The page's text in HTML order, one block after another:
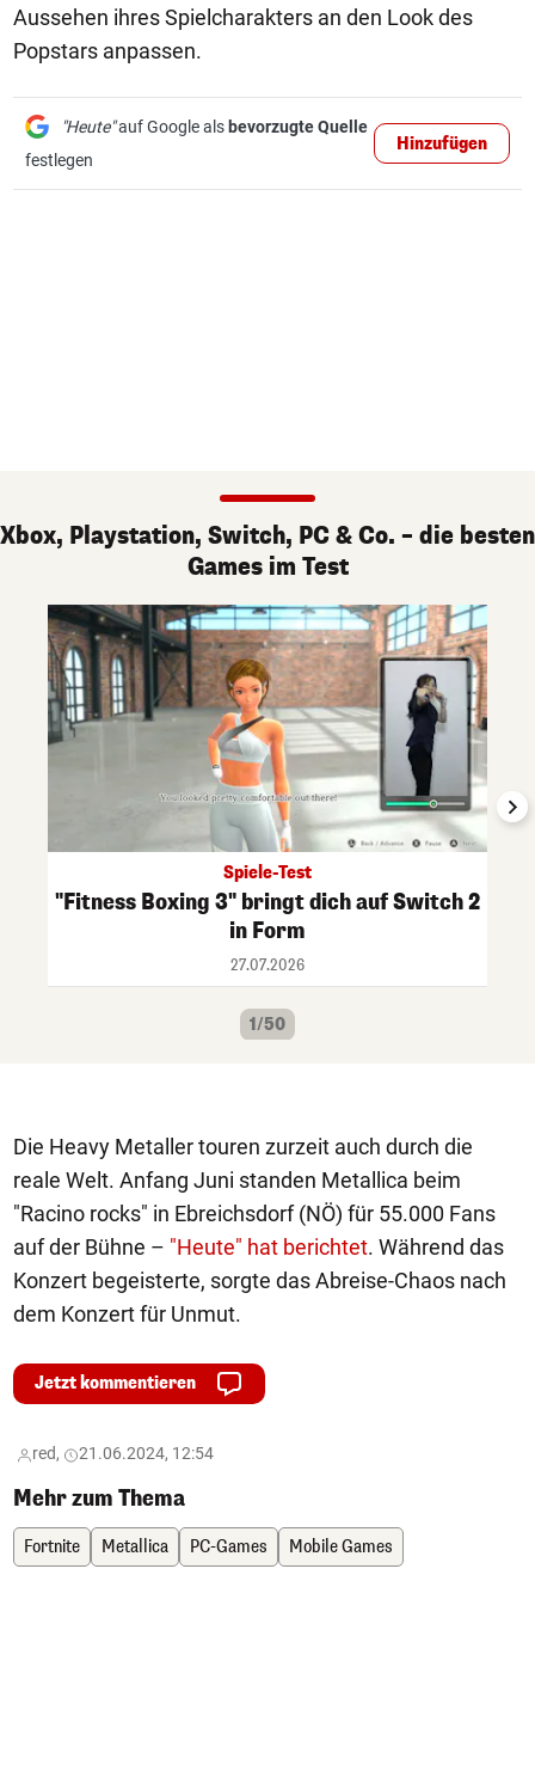
Aussehen ihres Spielcharakters an den Look des
Popstars anpassen.
"Heute"auf Google als bevorzugte Quelle
festlegen
Hinzufügen
Xbox, Playstation, Switch, PC & Co. – die besten
Games im Test
Spiele-Test
"Fitness Boxing 3" bringt dich auf Switch 2
in Form
27.07.2026
1/50
Die Heavy Metaller touren zurzeit auch durch die
reale Welt. Anfang Juni standen Metallica beim
"Racino rocks" in Ebreichsdorf (NÖ) für 55.000 Fans
auf der Bühne – "Heute" hat berichtet. Während das
Konzert begeisterte, sorgte das Abreise-Chaos nach
dem Konzert für Unmut.
Jetzt kommentieren
red, 21.06.2024, 12:54
Mehr zum Thema
Fortnite Metallica PC-Games Mobile Games